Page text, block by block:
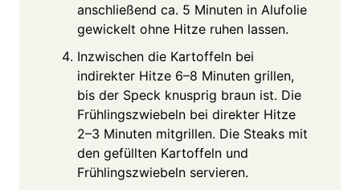
anschließend ca. 5 Minuten in Alufolie
gewickelt ohne Hitze ruhen lassen.
Inzwischen die Kartoffeln bei
indirekter Hitze 6–8 Minuten grillen,
bis der Speck knusprig braun ist. Die
Frühlingszwiebeln bei direkter Hitze
2–3 Minuten mitgrillen. Die Steaks mit
den gefüllten Kartoffeln und
Frühlingszwiebeln servieren.